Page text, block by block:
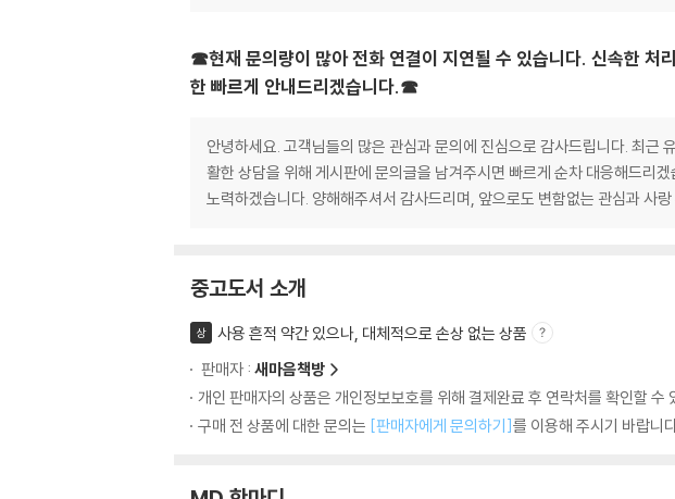
☎현재 문의량이 많아 전화 연결이 지연될 수 있습니다. 신속한 처
한 빠르게 안내드리겠습니다.☎
안녕하세요. 고객님들의 많은 관심과 문의에 진심으로 감사드립니다. 최근
활한 상담을 위해 게시판에 문의글을 남겨주시면 빠르게 순차 대응해드리
노력하겠습니다. 양해해주셔서 감사드리며, 앞으로도 변함없는 관심과 사
중고도서 소개
상
사용 흔적 약간 있으나, 대체적으로 손상 없는 상품
판매자 : 새마음책방
개인 판매자의 상품은 개인정보보호를 위해 결제완료 후 연락처를 확인할 수
구매 전 상품에 대한 문의는 [판매자에게 문의하기]를 이용해 주시기 바랍니